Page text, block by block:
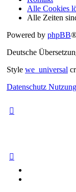
Alle Cookies
Alle Zeiten
Powered by phpBB
Deutsche
Style we_universal
Datenschutz